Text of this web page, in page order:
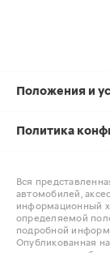
Положения и
Политика
Вся
автомобилей,
информационный
определяемой
подробной
Опубликованная